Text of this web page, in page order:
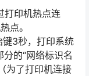
打印机热点连
点。
3秒，打印系统
的“网络标识名
为了打印机连接